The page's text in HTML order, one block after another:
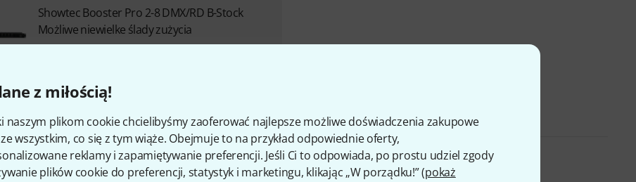
z miłością!
naszym plikom cookie chcielibyśmy zaoferować najlepsze możliwe doświadczenia zakupowe
wszystkim, co się z tym wiąże. Obejmuje to na przykład odpowiednie oferty,
reklamy i zapamiętywanie preferencji. Jeśli Ci to odpowiada, po prostu udziel zgody
plików cookie do preferencji, statystyk i marketingu, klikając „W porządku!” (pokaż
Showtec Booster Pro 2-8 DMX/RD B-Stock
Możliwe niewielke ślady zużycia
1 290 zł